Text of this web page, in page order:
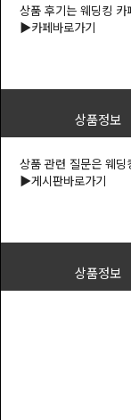
상품 후기는 웨딩킹
▶카페바로가기
상품정보
상품 관련 질문은 웨
▶게시판바로가기
상품정보